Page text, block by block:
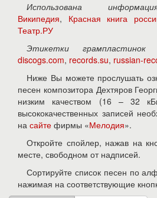
Использована
Википедия, Красная книга
Театр.РУ
Этикетки
discogs.com, records.su, russian-
Ниже Вы можете прослушать
песен композитора Дехтяров
низким качеством (16 – 32
высококачественных записей
на сайте фирмы «Мелодия».
Откройте спойлер, нажав на
месте, свободном от надписей.
Сортируйте список песен по
нажимая на соответствующие